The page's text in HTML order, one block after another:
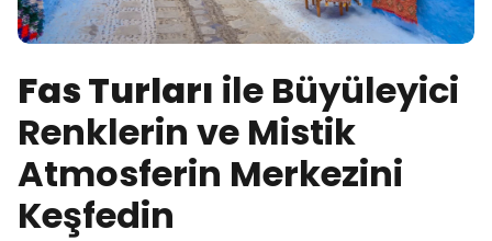
Fas Turları ile Büyüleyici
Renklerin ve Mistik
Atmosferin Merkezini
Keşfedin